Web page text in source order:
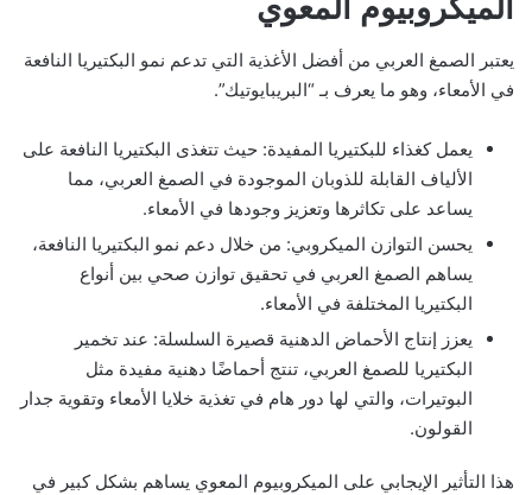
يعتبر الصمغ العربي من أفضل الأغذية التي تدعم نمو البكتيريا النافعة
في الأمعاء، وهو ما يعرف بـ “البريبايوتيك”.
يعمل كغذاء للبكتيريا المفيدة: حيث تتغذى البكتيريا النافعة على
الألياف القابلة للذوبان الموجودة في الصمغ العربي، مما
يساعد على تكاثرها وتعزيز وجودها في الأمعاء.
يحسن التوازن الميكروبي: من خلال دعم نمو البكتيريا النافعة،
يساهم الصمغ العربي في تحقيق توازن صحي بين أنواع
البكتيريا المختلفة في الأمعاء.
يعزز إنتاج الأحماض الدهنية قصيرة السلسلة: عند تخمير
البكتيريا للصمغ العربي، تنتج أحماضًا دهنية مفيدة مثل
البوتيرات، والتي لها دور هام في تغذية خلايا الأمعاء وتقوية جدار
القولون.
هذا التأثير الإيجابي على الميكروبيوم المعوي يساهم بشكل كبير في